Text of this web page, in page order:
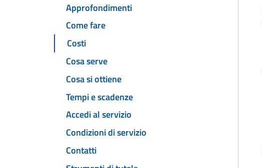
Approfondimenti
Come fare
Costi
Cosa serve
Cosa si ottiene
Tempi e scadenze
Accedi al servizio
Condizioni di servizio
Contatti